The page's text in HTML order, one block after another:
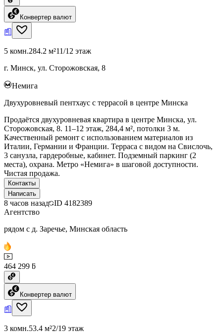
Конвертер валют
5 комн.284.2 м²11/12 этаж
г. Минск, ул. Сторожовская, 8
Немига
Двухуровневый пентхаус с террасой в центре Минска
Продаётся двухуровневая квартира в центре Минска, ул.
Сторожовская, 8. 11–12 этаж, 284,4 м², потолки 3 м.
Качественный ремонт с использованием материалов из
Италии, Германии и Франции. Терраса с видом на Свислочь,
3 санузла, гардеробные, кабинет. Подземный паркинг (2
места), охрана. Метро «Немига» в шаговой доступности.
Чистая продажа.
Контакты
Написать
8 часов назад ID 4182389
Агентство
рядом с д. Заречье, Минская область
464 299 ƃ
Конвертер валют
3 комн.53.4 м²2/19 этаж